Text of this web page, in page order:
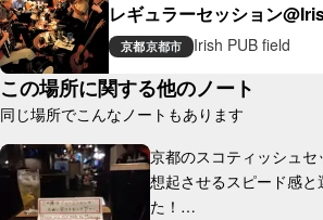
レギュラーセッション
京都京都市 Irish PUB field
この場所に関する他のノート
同じ場所でこんなノートもあります
京都のスコティッシュ
想起させるスピード感
た！